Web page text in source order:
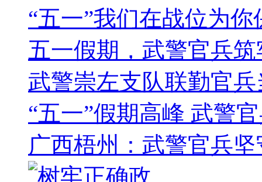
“五一”我们在战位为你
五一假期，武警官兵
武警崇左支队联勤官兵
“五一”假期高峰 武警
广西梧州：武警官兵